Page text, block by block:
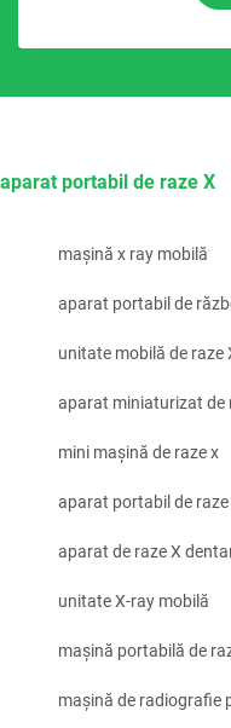
aparat portabil de raze X
mașină x ray mobilă
aparat portabil de
unitate mobilă de raze
aparat miniaturizat de
mini mașină de raze x
aparat portabil de
aparat de raze X
unitate X-ray mobilă
mașină portabilă de
mașină de radiografie